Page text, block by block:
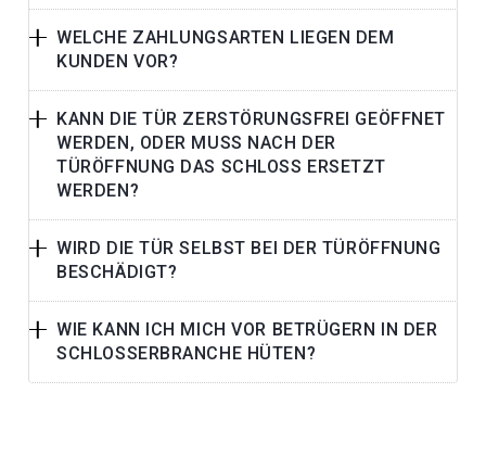
WELCHE ZAHLUNGSARTEN LIEGEN DEM
KUNDEN VOR?
KANN DIE TÜR ZERSTÖRUNGSFREI GEÖFFNET
WERDEN, ODER MUSS NACH DER
TÜRÖFFNUNG DAS SCHLOSS ERSETZT
WERDEN?
WIRD DIE TÜR SELBST BEI DER TÜRÖFFNUNG
BESCHÄDIGT?
WIE KANN ICH MICH VOR BETRÜGERN IN DER
SCHLOSSERBRANCHE HÜTEN?